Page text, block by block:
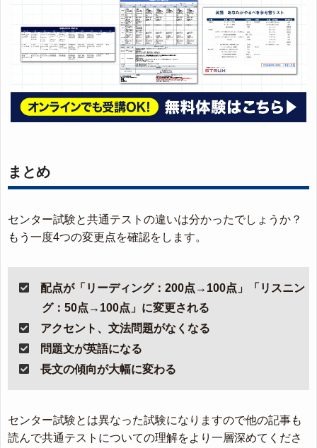
まとめ
センター試験と共通テストの違いは分かったでしょうか？
もう一度4つの変更点を確認をします。
配点が「リーディング：200点→100点」「リスニン
グ：50点→100点」に変更される
アクセント、文法問題がなくなる
問題文が英語になる
長文の傾向が大幅に変わる
センター試験とは異なった試験になりますので他の記事も
読んで共通テストについての理解をより一層深めてくださ